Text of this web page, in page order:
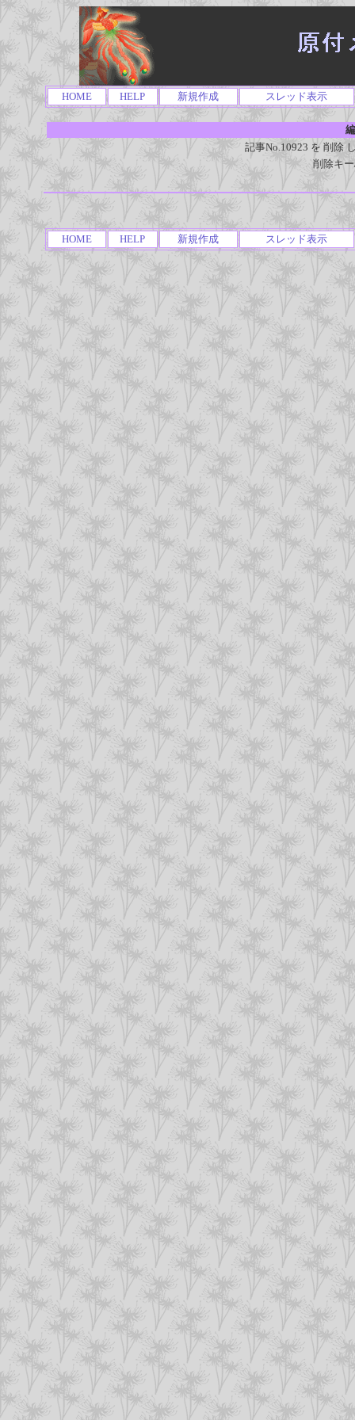
HOME HELP 新規作成 スレッド表示
記事No.10923 を 削除
削除キ
HOME HELP 新規作成 スレッド表示